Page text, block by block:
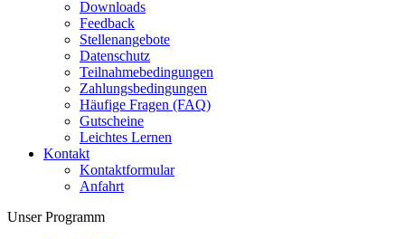
Downloads
Feedback
Stellenangebote
Datenschutz
Teilnahmebedingungen
Zahlungsbedingungen
Häufige Fragen (FAQ)
Gutscheine
Leichtes Lernen
Kontakt
Kontaktformular
Anfahrt
Unser Programm